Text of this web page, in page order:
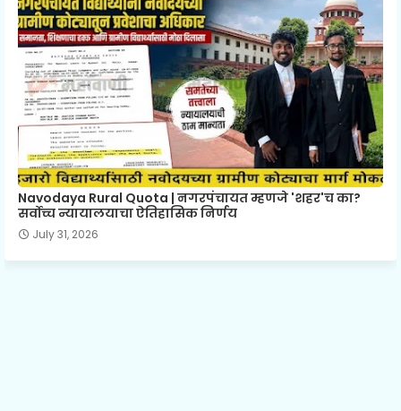
Navodaya Rural Quota | नगरपंचायत म्हणजे 'शहर'च का?
सर्वोच्च न्यायालयाचा ऐतिहासिक निर्णय
July 31, 2026